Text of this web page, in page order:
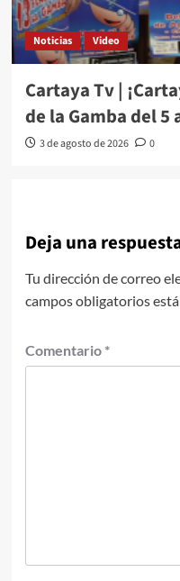
Noticias Video
Cartaya Tv |
de la Gamba del 5
3 de agosto de 2026 0
Deja una
Tu dirección de correo
campos obligatorios
Comentario *